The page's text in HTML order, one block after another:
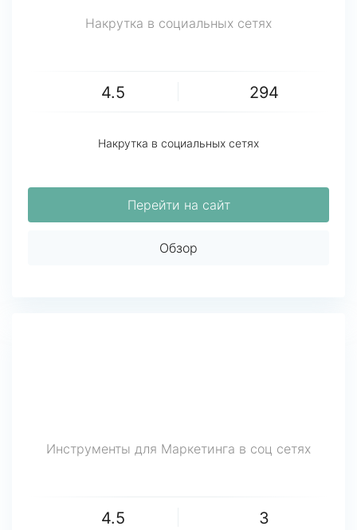
Накрутка в социальных сетях
4.5 294
Накрутка в социальных сетях
Перейти на сайт
Обзор
Инструменты для Маркетинга в соц сетях
4.5 3